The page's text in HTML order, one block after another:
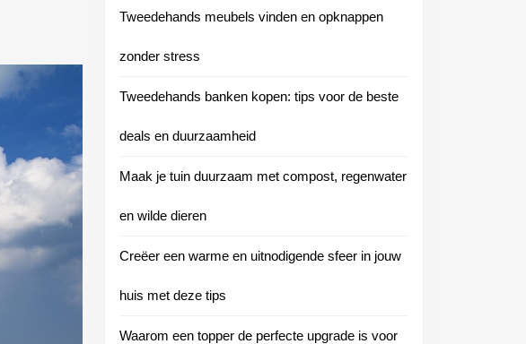
Tweedehands meubels vinden en opknappen
zonder stress
Tweedehands banken kopen: tips voor de beste
deals en duurzaamheid
Maak je tuin duurzaam met compost, regenwater
en wilde dieren
Creëer een warme en uitnodigende sfeer in jouw
huis met deze tips
Waarom een topper de perfecte upgrade is voor